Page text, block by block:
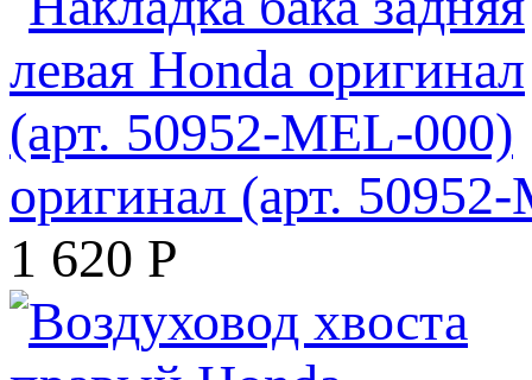
оригинал (арт.
1 620 Р